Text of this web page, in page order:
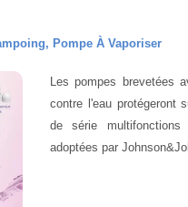
Pompe À Vaporiser
Les pompes brevetées
contre l'eau protégeront
de série multifonctions
adoptées par